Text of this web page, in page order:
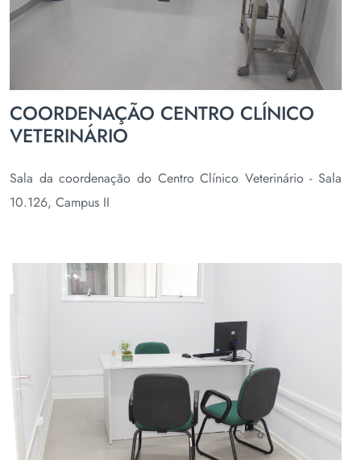
COORDENAÇÃO CENTRO CLÍNICO
VETERINÁRIO
Sala da coordenação do Centro Clínico Veterinário - Sala
10.126, Campus II